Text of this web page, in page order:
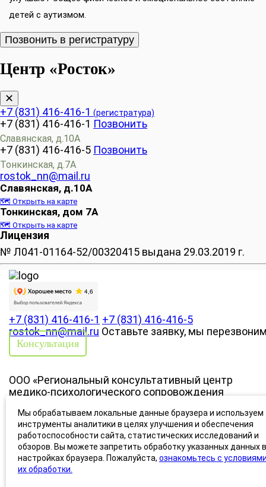
детей с аутизмом.
Позвонить в регистратуру
Центр «Росток»
✕
+7 (831) 416-416-1 (регистратура)
+7 (831) 416-416-1 Позвонить
Славянская, д.10А
+7 (831) 416-416-5 Позвонить
Тонкинская, д.7А
rostok_nn@mail.ru
Славянская, д.10А
🗺️ Открыть на карте
Тонкинская, дом 7А
🗺️ Открыть на карте
Лицензия
№ Л041-01164-52/00320415 выдана 29.03.2019 г.
+7 (831) 416-416-1 +7 (831) 416-416-5
rostok_nn@mail.ru Оставьте заявку, мы
Консультация
ООО «Региональный консультативный центр
медико-психологического сопровождения
выдана 29.03.2019 г.
© Медико-Психологический центр «РОСТОК» 2010 — 2026
Политика конфиденциальности
Мы обрабатываем локальные данные браузера и используем
инструменты аналитики в целях улучшения и обеспечения
работоспособности сайта, статистических исследований и
обзоров. Вы можете запретить обработку указанных данных в
настройках браузера. Пожалуйста, ознакомьтесь с
их обработки.